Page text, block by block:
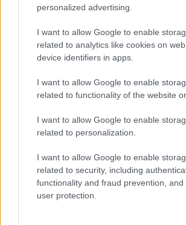
personalized advertising.
I want to allow Google to enable
related to analytics like cookies on
device identifiers in apps.
I want to allow Google to enable
related to functionality of the website
I want to allow Google to enable
related to personalization.
I want to allow Google to enable
related to security, including
functionality and fraud prevention, and
user protection.
Meccs Center
Paris Saint-Germain
Manchester United